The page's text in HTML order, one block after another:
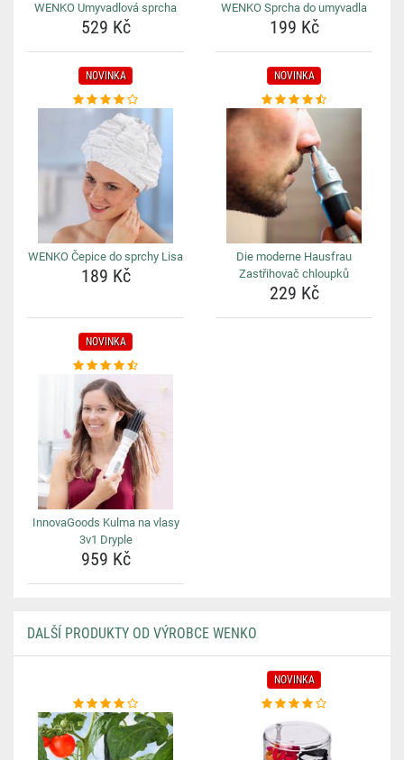
WENKO Umyvadlová sprcha
529 Kč
WENKO Sprcha do umyvadla
199 Kč
NOVINKA
WENKO Čepice do sprchy Lisa
189 Kč
NOVINKA
Die moderne Hausfrau
Zastřihovač chloupků
229 Kč
NOVINKA
InnovaGoods Kulma na vlasy
3v1 Dryple
959 Kč
DALŠÍ PRODUKTY OD VÝROBCE WENKO
NOVINKA